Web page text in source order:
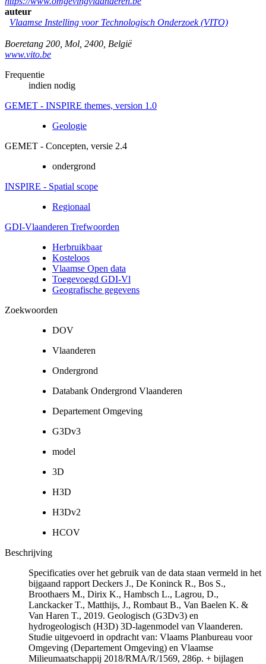
auteur
Vlaamse Instelling voor Technologisch Onderzoek (VITO)
Boeretang 200 Mol 2400 België
www.vito.be
Frequentie
indien nodig
GEMET - INSPIRE themes, version 1.0
Geologie
GEMET - Concepten, versie 2.4
ondergrond
INSPIRE - Spatial scope
Regionaal
GDI-Vlaanderen Trefwoorden
Herbruikbaar
Kosteloos
Vlaamse Open data
Toegevoegd GDI-Vl
Geografische gegevens
Zoekwoorden
DOV
Vlaanderen
Ondergrond
Databank Ondergrond Vlaanderen
Departement Omgeving
G3Dv3
model
3D
H3D
H3Dv2
HCOV
Beschrijving
Specificaties over het gebruik van de data staan vermeld in het
bijgaand rapport Deckers J., De Koninck R., Bos S.,
Broothaers M., Dirix K., Hambsch L., Lagrou, D.,
Lanckacker T., Matthijs, J., Rombaut B., Van Baelen K. &
Van Haren T., 2019. Geologisch (G3Dv3) en
hydrogeologisch (H3D) 3D-lagenmodel van Vlaanderen.
Studie uitgevoerd in opdracht van: Vlaams Planbureau voor
Omgeving (Departement Omgeving) en Vlaamse
Milieumaatschappij 2018/RMA/R/1569, 286p. + bijlagen